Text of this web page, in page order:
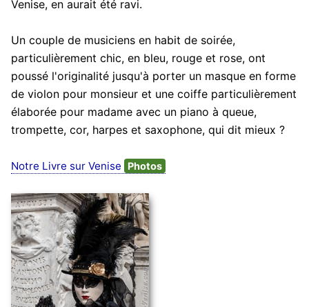
Venise, en aurait été ravi.
Un couple de musiciens en habit de soirée,
particulièrement chic, en bleu, rouge et rose, ont
poussé l'originalité jusqu'à porter un masque en forme
de violon pour monsieur et une coiffe particulièrement
élaborée pour madame avec un piano à queue,
trompette, cor, harpes et saxophone, qui dit mieux ?
Notre Livre sur Venise Photos